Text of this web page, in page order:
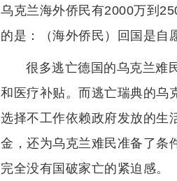
乌克兰海外侨民有2000万到
的是：（海外侨民）回国是自
很多逃亡德国的乌克兰难
和医疗补贴。而逃亡瑞典的乌
选择不工作依赖政府发放的生
金，还为乌克兰难民准备了条
完全没有国破家亡的紧迫感。